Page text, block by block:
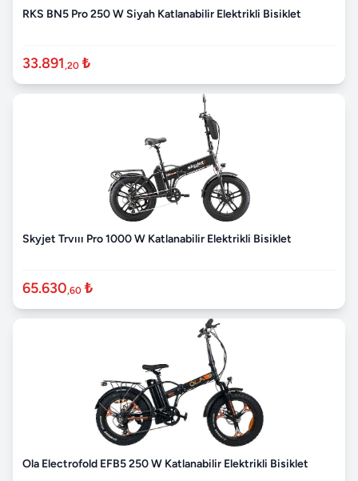
RKS BN5 Pro 250 W Siyah Katlanabilir Elektrikli Bisiklet
33.891 ,20 ₺
Skyjet Trvııı Pro 1000 W Katlanabilir Elektrikli Bisiklet
65.630,60 ₺
Ola Electrofold EFB5 250 W Katlanabilir Elektrikli Bisiklet